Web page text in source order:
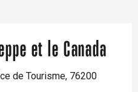
et le Canada
de Tourisme, 76200